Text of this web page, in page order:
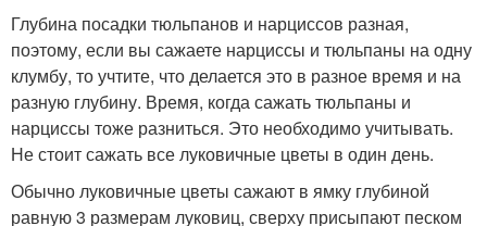
Глубина посадки тюльпанов и нарциссов разная,
поэтому, если вы сажаете нарциссы и тюльпаны на одну
клумбу, то учтите, что делается это в разное время и на
разную глубину. Время, когда сажать тюльпаны и
нарциссы тоже разниться. Это необходимо учитывать.
Не стоит сажать все луковичные цветы в один день.
Обычно луковичные цветы сажают в ямку глубиной
равную 3 размерам луковиц, сверху присыпают песком